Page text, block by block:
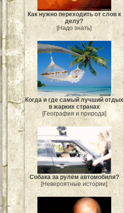
Как нужно переходить от слов к
делу?
[Надо знать]
Когда и где самый лучший отдых
в жарких странах
[География и природа]
Собака за рулём автомобиля?
[Невероятные истории]